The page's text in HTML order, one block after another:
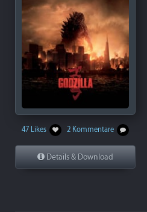
47 Likes 2 Kommentare
Details & Download